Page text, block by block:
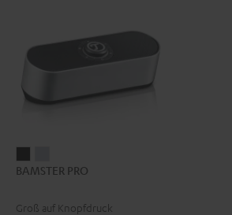
PROPRO
BAMSTER PRO
Groß auf Knopfdruck